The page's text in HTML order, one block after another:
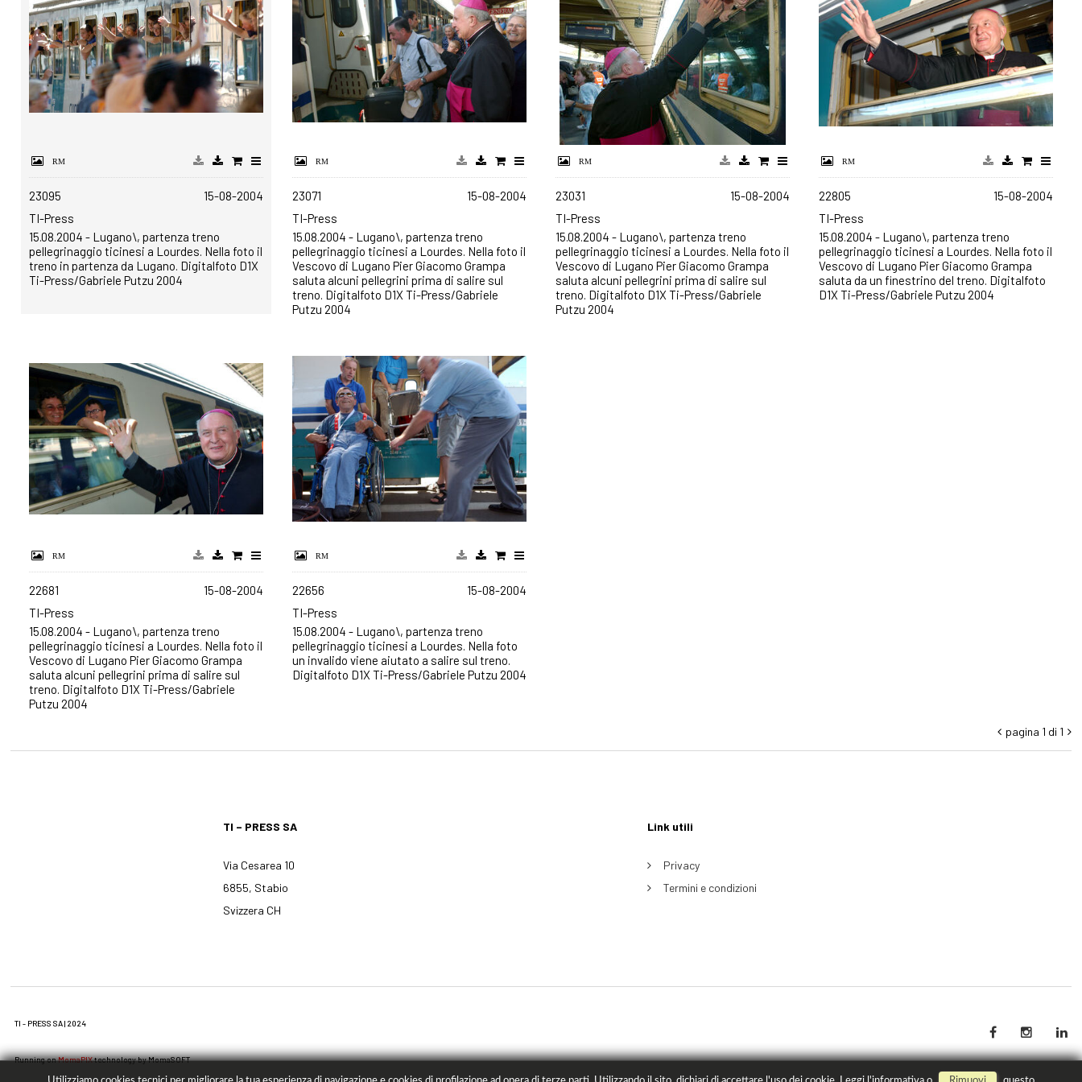
23095
15-08-2004
TI-Press
15.08.2004 - Lugano\, partenza treno
pellegrinaggio ticinesi a Lourdes. Nella foto il
treno in partenza da Lugano. Digitalfoto D1X
Ti-Press/Gabriele Putzu 2004
23071
15-08-2004
TI-Press
15.08.2004 - Lugano\, partenza treno
pellegrinaggio ticinesi a Lourdes. Nella foto il
Vescovo di Lugano Pier Giacomo Grampa
saluta alcuni pellegrini prima di salire sul
treno. Digitalfoto D1X Ti-Press/Gabriele
Putzu 2004
23031
15-08-2004
TI-Press
15.08.2004 - Lugano\, partenza treno
pellegrinaggio ticinesi a Lourdes. Nella foto il
Vescovo di Lugano Pier Giacomo Grampa
saluta alcuni pellegrini prima di salire sul
treno. Digitalfoto D1X Ti-Press/Gabriele
Putzu 2004
22805
15-08-2004
TI-Press
15.08.2004 - Lugano\, partenza treno
pellegrinaggio ticinesi a Lourdes. Nella foto il
Vescovo di Lugano Pier Giacomo Grampa
saluta da un finestrino del treno. Digitalfoto
D1X Ti-Press/Gabriele Putzu 2004
22681
15-08-2004
TI-Press
15.08.2004 - Lugano\, partenza treno
pellegrinaggio ticinesi a Lourdes. Nella foto il
Vescovo di Lugano Pier Giacomo Grampa
saluta alcuni pellegrini prima di salire sul
treno. Digitalfoto D1X Ti-Press/Gabriele
Putzu 2004
22656
15-08-2004
TI-Press
15.08.2004 - Lugano\, partenza treno
pellegrinaggio ticinesi a Lourdes. Nella foto
un invalido viene aiutato a salire sul treno.
Digitalfoto D1X Ti-Press/Gabriele Putzu 2004
 pagina 1 di 1 
TI – PRESS SA
Via Cesarea 10
6855, Stabio
Svizzera CH
Link utili
Privacy
Termini e condizioni
TI - PRESS SA | 2024
Running onMomaPIXtechnology by MomaSOFT